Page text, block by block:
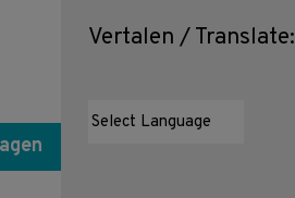
Vertalen / Translate: